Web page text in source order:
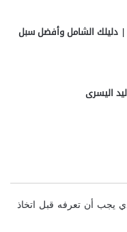
دليلك الشامل وأفضل سبل
اليسرى
يجب أن تعرفه قبل اتخاذ